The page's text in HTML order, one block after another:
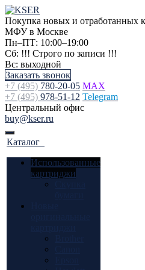
Покупка новых и отработанных
МФУ в Москве
Пн–ПТ: 10:00–19:00
Сб: !!! Строго по записи !!!
Вс: выходной
Заказать звонок
+7 (495) 780-20-05 MAX
+7 (495) 978-51-12 Telegram
Центральный офис
buy@kser.ru
Каталог
Использованные
картриджи